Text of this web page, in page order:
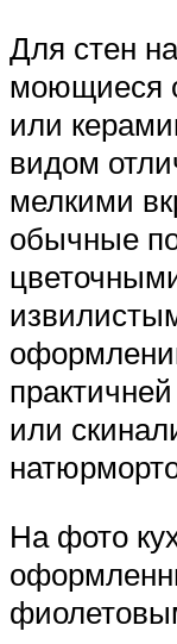
Для стен
моющиеся
или
видом
мелкими
обычные
или
На фото